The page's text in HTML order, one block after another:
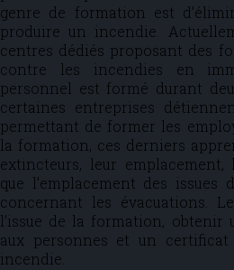
genre de formation est
produire un incendie.
centres dédiés proposant des
contre les incendies en
personnel est formé durant
certaines entreprises
permettant de former les
la formation, ces derniers
extincteurs, leur
que l’emplacement des issues
concernant les évacuations.
l’issue de la formation, obtenir
aux personnes et un
incendie.